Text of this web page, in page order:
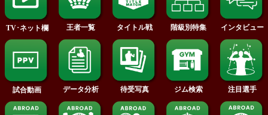
2018年
2017年
2016年